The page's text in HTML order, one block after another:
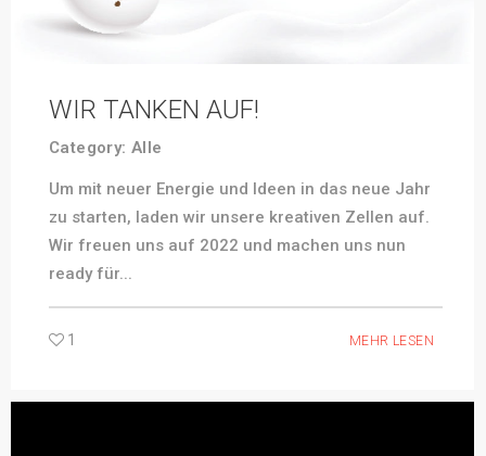
WIR TANKEN AUF!
Category:Alle
Um mit neuer Energie und Ideen in das neue Jahr
zu starten, laden wir unsere kreativen Zellen auf.
Wir freuen uns auf 2022 und machen uns nun
ready für...
1 MEHR LESEN